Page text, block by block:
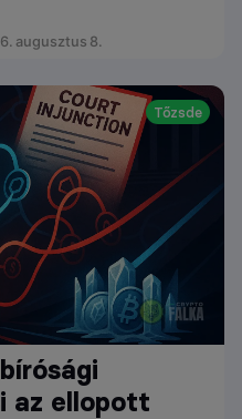
augusztus 8.
Tőzsde
az ellopott